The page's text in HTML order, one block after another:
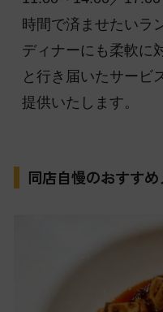
時間で済ませたいラ
ディナーにも柔軟に
と行き届いたサービ
提供いたします。
同店自慢のおすす